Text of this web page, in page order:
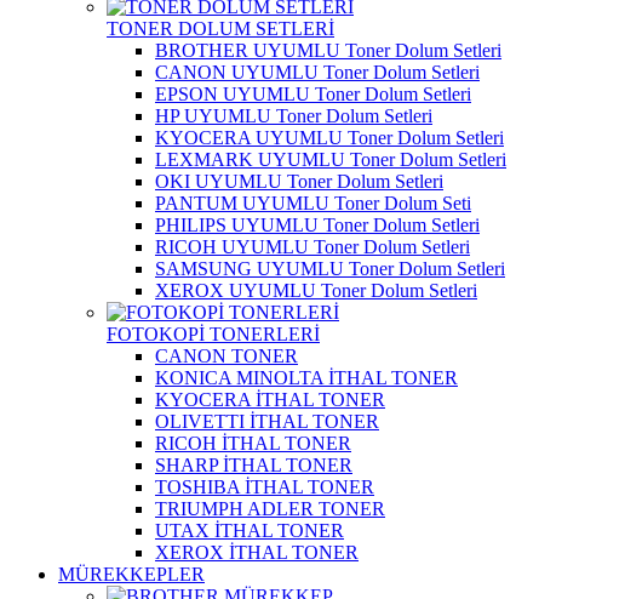
TONER DOLUM SETLERİ
BROTHER UYUMLU Toner Dolum Setleri
CANON UYUMLU Toner Dolum Setleri
EPSON UYUMLU Toner Dolum Setleri
HP UYUMLU Toner Dolum Setleri
KYOCERA UYUMLU Toner Dolum Setleri
LEXMARK UYUMLU Toner Dolum Setleri
OKI UYUMLU Toner Dolum Setleri
PANTUM UYUMLU Toner Dolum Seti
PHILIPS UYUMLU Toner Dolum Setleri
RICOH UYUMLU Toner Dolum Setleri
SAMSUNG UYUMLU Toner Dolum Setleri
XEROX UYUMLU Toner Dolum Setleri
FOTOKOPİ TONERLERİ
CANON TONER
KONICA MINOLTA İTHAL TONER
KYOCERA İTHAL TONER
OLIVETTI İTHAL TONER
RICOH İTHAL TONER
SHARP İTHAL TONER
TOSHIBA İTHAL TONER
TRIUMPH ADLER TONER
UTAX İTHAL TONER
XEROX İTHAL TONER
MÜREKKEPLER